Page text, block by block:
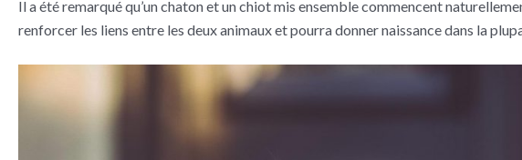
Il a été remarqué qu’un chaton et un chiot mis ensemble commencent
renforcer les liens entre les deux animaux et pourra donner naissance dans la